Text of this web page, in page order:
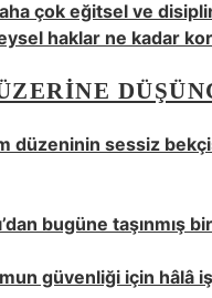
çok eğitsel ve
haklar ne kadar
düzeninin sessiz
bugüne taşınmış
güvenliği için hâlâ